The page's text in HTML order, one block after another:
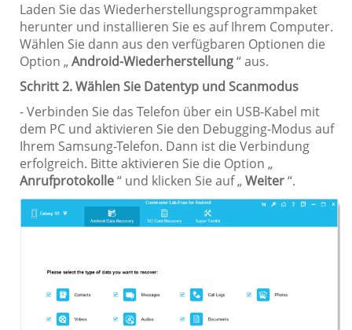
Laden Sie das Wiederherstellungsprogrammpaket
herunter und installieren Sie es auf Ihrem Computer.
Wählen Sie dann aus den verfügbaren Optionen die
Option „Android-Wiederherstellung“ aus.
Schritt 2. Wählen Sie Datentyp und Scanmodus
- Verbinden Sie das Telefon über ein USB-Kabel mit
dem PC und aktivieren Sie den Debugging-Modus auf
Ihrem Samsung-Telefon. Dann ist die Verbindung
erfolgreich. Bitte aktivieren Sie die Option „
Anrufprotokolle“ und klicken Sie auf „Weiter“.